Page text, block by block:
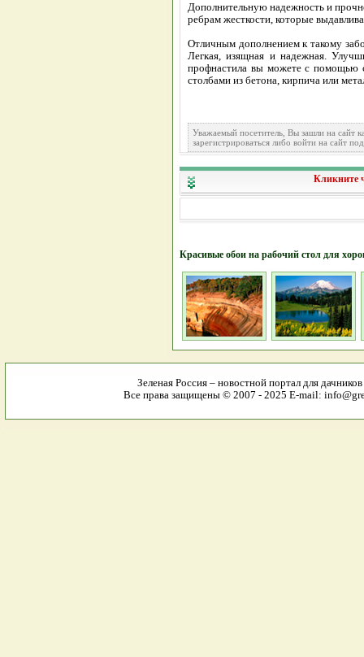
Дополнительную надежность и
ребрам жесткости, которые
Отличным дополнением к такому
Легкая, изящная и надежная.
профнастила вы можете с помощью
столбами из бетона, кирпича или
Уважаемый посетитель, Вы зашли на сайт
зарегистрироваться либо войти на сайт
Кликните
Красивые обои на рабочий стол для
Зеленая Россия – новостной портал для
Все права защищены © 2007 - 2025 E-mail: